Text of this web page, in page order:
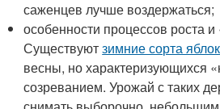
саженцев лучше воздержаться;
особенности процессов роста
Существуютзимние сорта яблок
весны, но характеризующихся
созреванием. Урожай с таких